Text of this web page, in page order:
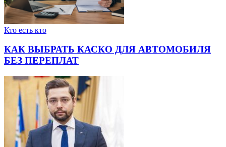
Кто есть кто
КАК ВЫБРАТЬ КАСКО ДЛЯ АВТОМОБИЛЯ
БЕЗ ПЕРЕПЛАТ